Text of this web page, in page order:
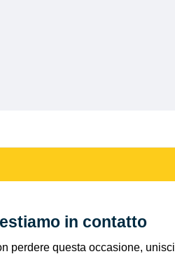
in contatto
perdere questa occasione,